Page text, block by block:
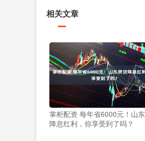
相关文章
掌柜配资 每年省6000元！山
降息红利，你享受到了吗？